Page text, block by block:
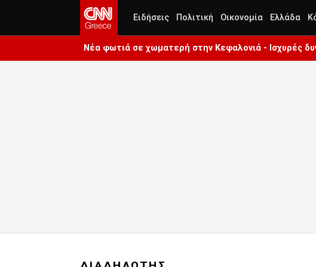
Ειδήσεις Πολιτική Οικονομία Ελλάδα
Νέα φωτιά σε χωματερή στην Κεφαλονιά - Ισχυρές